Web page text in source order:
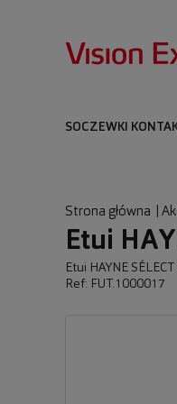
SOCZEWKI
Strona główna
Etui
Etui HAYNE SÉLECT
Ref: FUT.1000017